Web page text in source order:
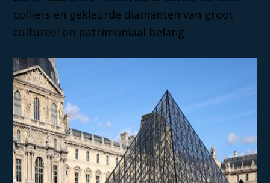
colliers en gekleurde diamanten van groot
cultureel en patrimoniaal belang.